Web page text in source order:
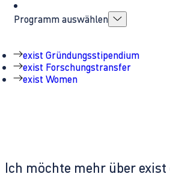
Ich möchte mehr über
Programm auswählen
exist Gründungsstipendium
exist Forschungstransfer
exist Women